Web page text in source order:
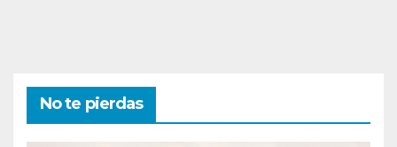
No te pierdas